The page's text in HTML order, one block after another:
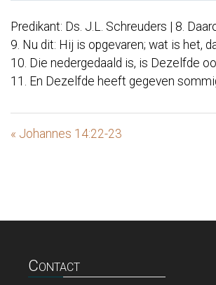
Predikant: Ds. J.L. Schreuders | 8.
9. Nu dit: Hij is opgevaren; wat is het,
10. Die nedergedaald is, is Dezelfde
11. En Dezelfde heeft gegeven
« Johannes 14:22-23
Contact